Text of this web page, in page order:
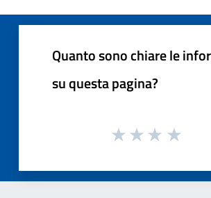
Quanto sono chiare le
su questa pagina?